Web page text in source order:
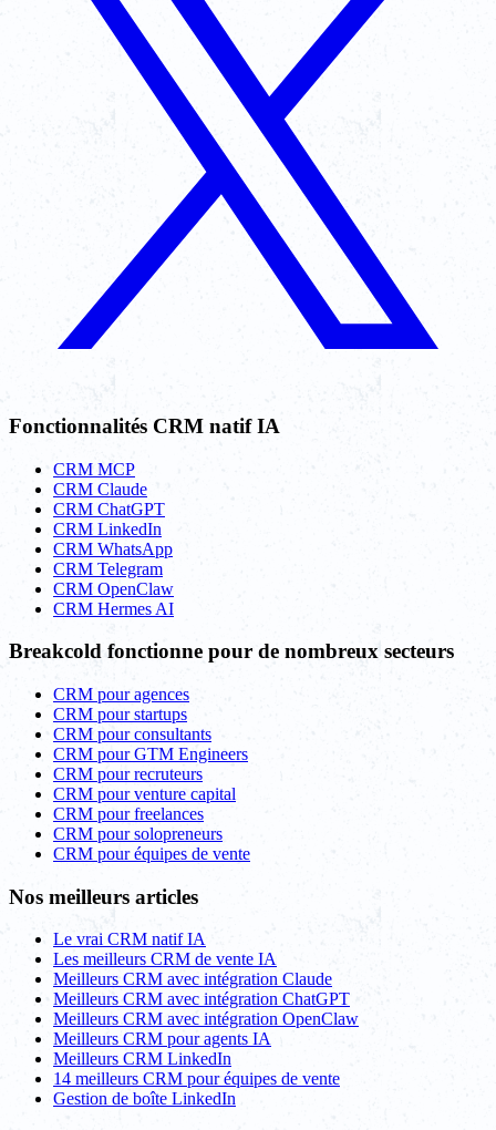
Fonctionnalités CRM natif IA
CRM MCP
CRM Claude
CRM ChatGPT
CRM LinkedIn
CRM WhatsApp
CRM Telegram
CRM OpenClaw
CRM Hermes AI
Breakcold fonctionne pour de nombreux secteurs
CRM pour agences
CRM pour startups
CRM pour consultants
CRM pour GTM Engineers
CRM pour recruteurs
CRM pour venture capital
CRM pour freelances
CRM pour solopreneurs
CRM pour équipes de vente
Nos meilleurs articles
Le vrai CRM natif IA
Les meilleurs CRM de vente IA
Meilleurs CRM avec intégration Claude
Meilleurs CRM avec intégration ChatGPT
Meilleurs CRM avec intégration OpenClaw
Meilleurs CRM pour agents IA
Meilleurs CRM LinkedIn
14 meilleurs CRM pour équipes de vente
Gestion de boîte LinkedIn